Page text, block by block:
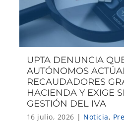
UPTA DENUNCIA
AUTÓNOMOS
RECAUDADORES
HACIENDA Y EXIGE
GESTIÓN DEL IVA
16 julio, 2026 | Noticia,